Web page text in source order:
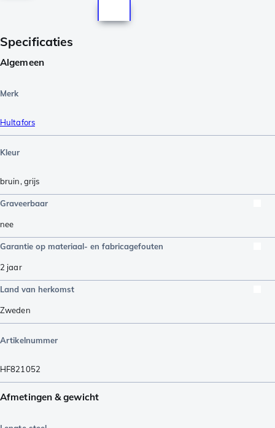
Specificaties
Algemeen
Merk
Hultafors
Kleur
bruin,grijs
Graveerbaar
nee
Garantie op materiaal- en fabricagefouten
2 jaar
Land van herkomst
Zweden
Artikelnummer
HF821052
Afmetingen & gewicht